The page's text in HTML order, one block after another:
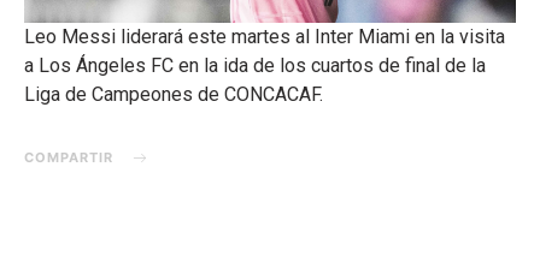
Leo Messi liderará este martes al Inter Miami en la visita
a Los Ángeles FC en la ida de los cuartos de final de la
Liga de Campeones de CONCACAF.
COMPARTIR